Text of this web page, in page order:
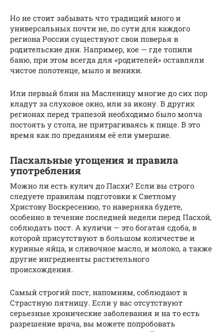
Но не стоит забывать что традиций много и
универсальных почти не, по сути для каждого
региона России существуют свои поверья в
родительские дни. Например, кое — где топили
баню, при этом всегда для «родителей» оставляли
чистое полотенце, мыло и веники.
Или первый блин на Масленицу многие до сих пор
кладут за слуховое окно, или за икону. В других
регионах перед трапезой необходимо было молча
постоять у стола, не притрагиваясь к пище. В это
время как по преданиям её ели умершие.
Пасхальные угощения и правила
употребления
Можно ли есть кулич до Пасхи? Если вы строго
следуете правилам подготовки к Светлому
Христову Воскресению, то наверняка будете,
особенно в течение последней недели перед Пасхой,
соблюдать пост. А куличи — это богатая сдоба, в
которой присутствуют в большом количестве и
куриные яйца, и сливочное масло, и молоко, а также
другие ингредиенты растительного
происхождения.
Самый строгий пост, напомним, соблюдают в
Страстную пятницу. Если у вас отсутствуют
серьезные хронические заболевания и на то есть
разрешение врача, вы можете попробовать